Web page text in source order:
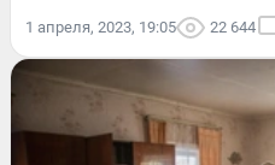
1 апреля, 2023, 19:05 22 644